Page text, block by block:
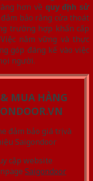
hơn về quy định sử
bảo rằng cửa thoát
trường hợp khẩn cấp
nắm vững và thực
góp đáng kể vào việc
người.
MUA HÀNG
đảm bảo giá trị và
Saigondoor
cập website
Saigondoor